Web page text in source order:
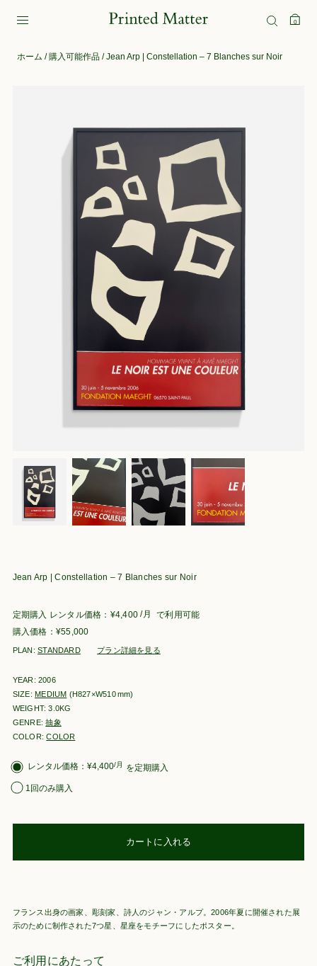
0
ホーム /購入可能作品/ Jean Arp | Constellation – 7 Blanches sur Noir
Jean Arp | Constellation – 7 Blanches sur Noir
¥55,000
定期購入 ¥4,400 /月 で利用可能
PLAN:STANDARD プラン詳細を見る
YEAR: 2006
SIZE: MEDIUM (H827×W510mm)
WEIGHT: 3.0KG
GENRE:抽象
COLOR:COLOR
購
タ
を
1回のみ購入
¥4,400/月 を定期購入
カートに入れる
フランス出身の画家、彫刻家、詩人のジャン・アルプ。2006年夏に開催された展
示のために制作された7つ星、星座をモチーフにしたポスター。
ご利用にあたって